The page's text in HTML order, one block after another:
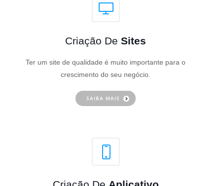
Criação De Sites
Ter um site de qualidade é muito importante para o
crescimento do seu negócio.
SAIBA MAIS